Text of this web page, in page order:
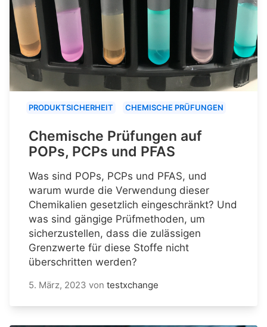
PRODUKTSICHERHEIT CHEMISCHE PRÜFUNGEN
Chemische Prüfungen auf
POPs, PCPs und PFAS
Was sind POPs, PCPs und PFAS, und
warum wurde die Verwendung dieser
Chemikalien gesetzlich eingeschränkt? Und
was sind gängige Prüfmethoden, um
sicherzustellen, dass die zulässigen
Grenzwerte für diese Stoffe nicht
überschritten werden?
5. März, 2023 von testxchange